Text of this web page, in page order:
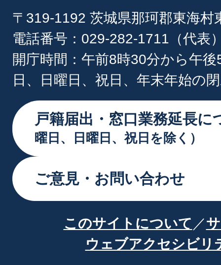
〒319-1192 茨城県那珂郡東海村
電話番号：029-282-1711（代表
開庁時間：午前8時30分から午
日、日曜日、祝日、年末年始の
戸籍届出・窓口業務延長に
曜日、日曜日、祝日を除く）
ご意見・お問い合わせ
このサイトについて
ウェブアクセシビリ